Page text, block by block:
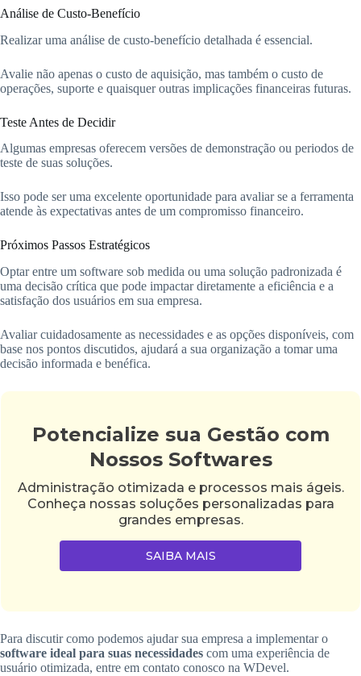
Análise de Custo-Benefício
Realizar uma análise de custo-benefício detalhada é essencial.
Avalie não apenas o custo de aquisição, mas também o custo de
operações, suporte e quaisquer outras implicações financeiras futuras.
Teste Antes de Decidir
Algumas empresas oferecem versões de demonstração ou periodos de
teste de suas soluções.
Isso pode ser uma excelente oportunidade para avaliar se a ferramenta
atende às expectativas antes de um compromisso financeiro.
Próximos Passos Estratégicos
Optar entre um software sob medida ou uma solução padronizada é
uma decisão crítica que pode impactar diretamente a eficiência e a
satisfação dos usuários em sua empresa.
Avaliar cuidadosamente as necessidades e as opções disponíveis, com
base nos pontos discutidos, ajudará a sua organização a tomar uma
decisão informada e benéfica.
Potencialize sua Gestão com
Nossos Softwares
Administração otimizada e processos mais ágeis.
Conheça nossas soluções personalizadas para
grandes empresas.
SAIBA MAIS
Para discutir como podemos ajudar sua empresa a implementar o
software ideal para suas necessidades com uma experiência de
usuário otimizada, entre em contato conosco na WDevel.